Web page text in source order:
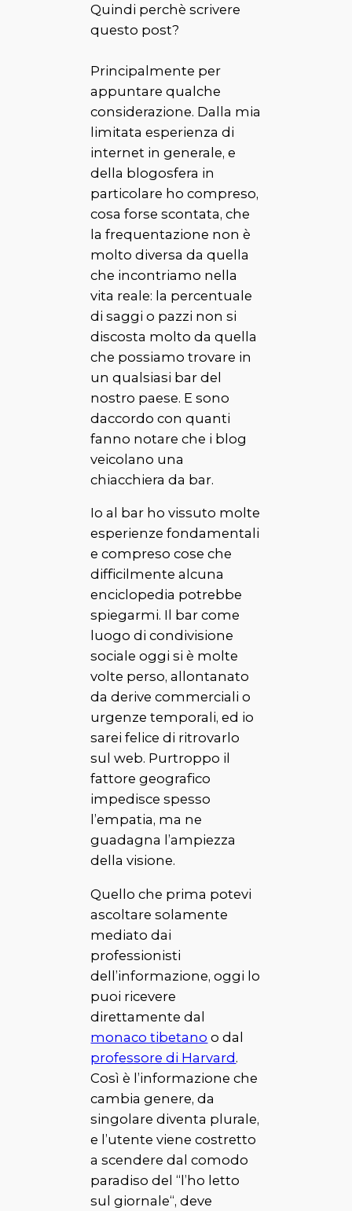
Quindi perchè scrivere
questo post?
Principalmente per
appuntare qualche
considerazione. Dalla mia
limitata esperienza di
internet in generale, e
della blogosfera in
particolare ho compreso,
cosa forse scontata, che
la frequentazione non è
molto diversa da quella
che incontriamo nella
vita reale: la percentuale
di saggi o pazzi non si
discosta molto da quella
che possiamo trovare in
un qualsiasi bar del
nostro paese. E sono
daccordo con quanti
fanno notare che i blog
veicolano una
chiacchiera da bar.
Io al bar ho vissuto molte
esperienze fondamentali
e compreso cose che
difficilmente alcuna
enciclopedia potrebbe
spiegarmi. Il bar come
luogo di condivisione
sociale oggi si è molte
volte perso, allontanato
da derive commerciali o
urgenze temporali, ed io
sarei felice di ritrovarlo
sul web. Purtroppo il
fattore geografico
impedisce spesso
l’empatia, ma ne
guadagna l’ampiezza
della visione.
Quello che prima potevi
ascoltare solamente
mediato dai
professionisti
dell’informazione, oggi lo
puoi ricevere
direttamente dal
monaco tibetano o dal
professore di Harvard .
Così è l’informazione che
cambia genere, da
singolare diventa plurale,
e l’utente viene costretto
a scendere dal comodo
paradiso del “ l’ho letto
sul giornale“, deve